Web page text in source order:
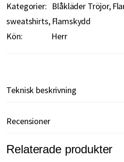
Kategorier: Blåkläder Tröjor
sweatshirts Flamskydd
Kön:
Herr
Teknisk beskrivning
Recensioner
Relaterade produkter